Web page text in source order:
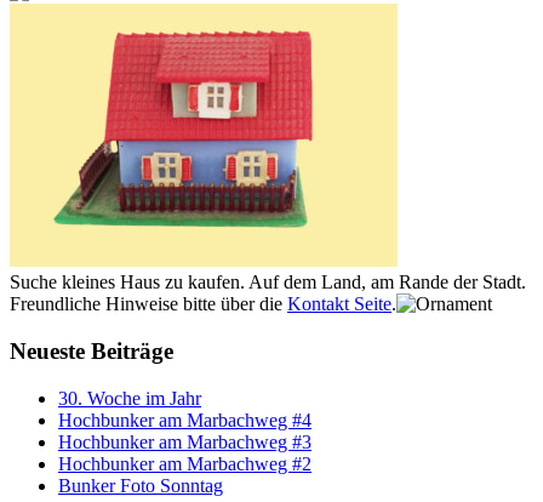
Suche kleines Haus zu kaufen. Auf dem Land, am Rande der Stadt.
Freundliche Hinweise bitte über die Kontakt Seite.
Neueste Beiträge
30. Woche im Jahr
Hochbunker am Marbachweg #4
Hochbunker am Marbachweg #3
Hochbunker am Marbachweg #2
Bunker Foto Sonntag